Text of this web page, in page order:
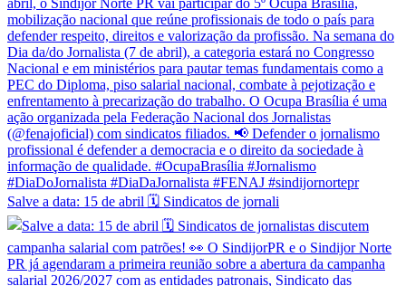
Salve a data: 15 de abril 🗓️ Sindicatos de jornali